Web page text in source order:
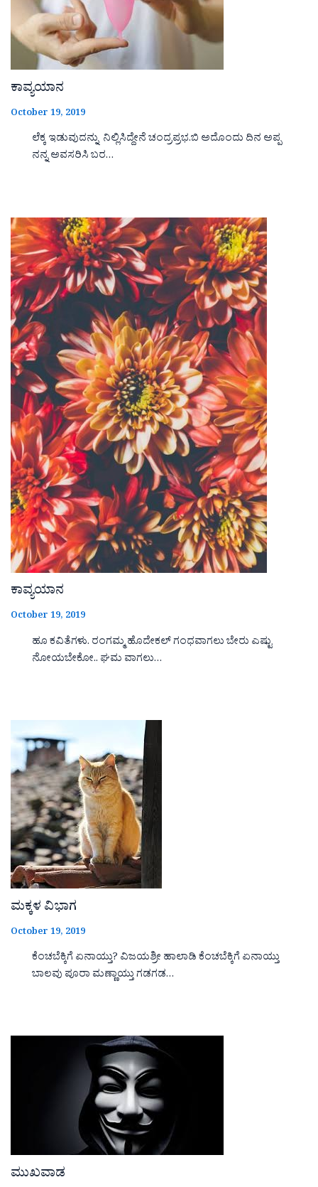
ಕಾವ್ಯಯಾನ
October 19, 2019
ಲೆಕ್ಕ ಇಡುವುದನ್ನು ನಿಲ್ಲಿಸಿದ್ದೇನೆ ಚಂದ್ರಪ್ರಭ.ಬಿ ಅದೊಂದು ದಿನ ಅಪ್ಪ
ನನ್ನ ಅವಸರಿಸಿ ಬರ…
ಕಾವ್ಯಯಾನ
October 19, 2019
ಹೂ ಕವಿತೆಗಳು. ರಂಗಮ್ಮ ಹೊದೇಕಲ್ ಗಂಧವಾಗಲು ಬೇರು ಎಷ್ಟು
ನೋಯಬೇಕೋ.. ಘಮ ವಾಗಲು…
ಮಕ್ಕಳ ವಿಭಾಗ
October 19, 2019
ಕೆಂಚಬೆಕ್ಕಿಗೆ ಏನಾಯ್ತು? ವಿಜಯಶ್ರೀ ಹಾಲಾಡಿ ಕೆಂಚಬೆಕ್ಕಿಗೆ ಏನಾಯ್ತು
ಬಾಲವು ಪೂರಾ ಮಣ್ಣಾಯ್ತು ಗಡಗಡ…
ಮುಖವಾಡ